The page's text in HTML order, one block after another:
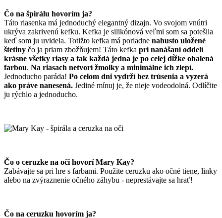
Čo na špirálu hovorím ja?
Táto riasenka má jednoduchý elegantný dizajn. Vo svojom vnútri
ukrýva zakrivenú kefku. Kefka je silikónová veľmi som sa potešila
keď som ju uvidela. Totižto kefka má poriadne nahusto uložené
štetiny čo ja priam zbožňujem! Táto kefka pri nanášaní oddelí
krásne všetky riasy a tak každá jedna je po celej dĺžke obalená
farbou. Na riasach netvorí žmolky a minimálne ich zlepí.
Jednoducho paráda! Po celom dni vydrží bez trúsenia a vyzerá
ako práve nanesená. Jediné mínuj je, že nieje vodeodolná. Odlíčite
ju rýchlo a jednoducho.
Čo o ceruzke na oči hovorí Mary Kay?
Zabávajte sa pri hre s farbami. Použite ceruzku ako očné tiene, linky
alebo na zvýraznenie očného záhybu - neprestávajte sa hrať!
Čo na ceruzku hovorím ja?